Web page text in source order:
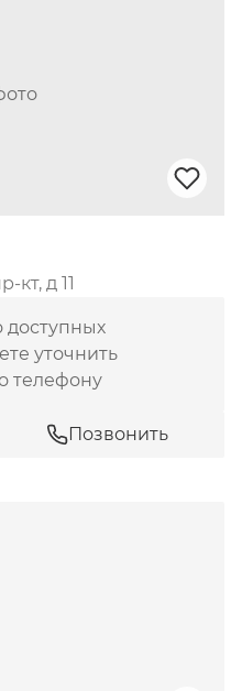
д 11
уточнить
телефону
Позвонить